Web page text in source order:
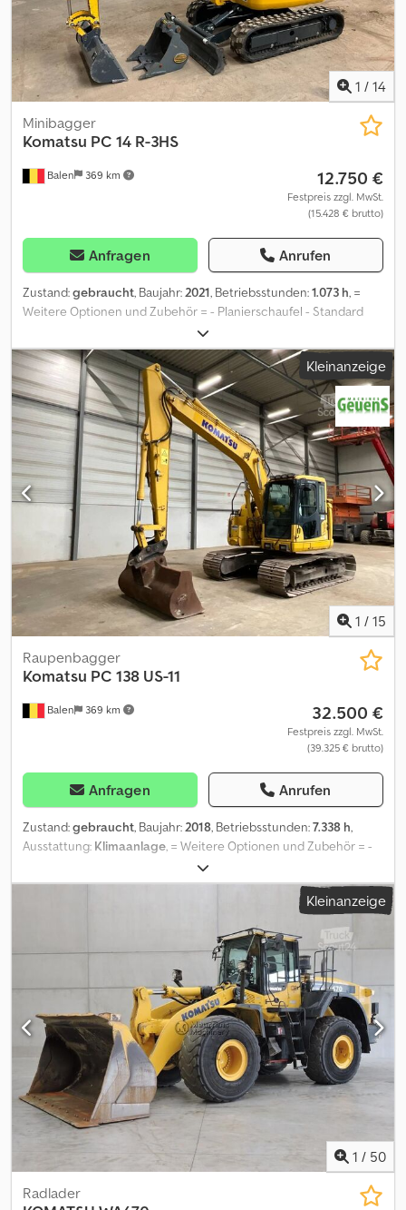
1 / 14
Balen 369 km
Minibagger
Komatsu PC 14 R-3HS
12.750 €
Festpreis zzgl. MwSt.
(15.428 € brutto)
Anfragen Anrufen
Zustand:gebraucht, Baujahr:2021, Betriebsstunden:1.073 h, =
Weitere Optionen und Zubehör = - Planierschaufel - Standard
Tieflöffel = Anmerkungen = verstellaufwerk Codpfxezr Idrs Amajrf
= Weitere Informationen = Antrieb: Raupe Leergewicht: 1.700 kg
Wenden Sie sich an Geert Geuens, um weitere Informationen zu
erhalten.
Kleinanzeige
1 / 15
Balen 369 km
Raupenbagger
Komatsu PC 138 US-11
32.500 €
Festpreis zzgl. MwSt.
(39.325 € brutto)
Anfragen Anrufen
Zustand:gebraucht, Baujahr:2018, Betriebsstunden:7.338 h,
Ausstattung: Klimaanlage, = Weitere Optionen und Zubehör = -
Autom./hydraulische Schnellkupplung Cjdpszr Ic Iefx Amaorf -
Planierschaufel = Weitere Informationen = Leergewicht: 13.880
kg Wenden Sie sich an Geert Geuens, um weitere Informationen
Kleinanzeige
1 / 50
Radlader